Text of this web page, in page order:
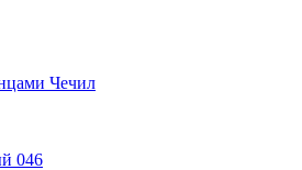
Чечил
046